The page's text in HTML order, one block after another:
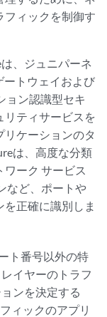
フィックを制御す
、ジュニパーネ
ートウェイおよび
ョン認識型セキ
リティサービスを
ケーションのタ
は、高度な分類
ーク サービス
など、ポートや
正確に識別しま
ト番号以外の特
イヤーのトラフ
ンを決定する
ィックのアプリ